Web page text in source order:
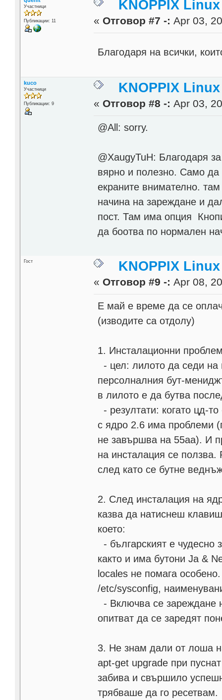
Участници
Публикации: 11
KNOPPIX
« Отговор #7 -: Apr 03,
Благодаря на всички,
kuco
Участници
Публикации: 9
KNOPPIX
« Отговор #8 -: Apr 03,
@All: sorry.
@XaugyTuH: Благодаря
вярно и полезно. Само да
екраните внимателно.
начина на зареждане и
пост. Там има опция
да боотва по нормален
Гост KNOPPIX
« Отговор #9 -: Apr 08,
Е май е време да се
(изводите са отдолу)
1. Инсталационни
- цел: лилото да седи
персолналния бут-
в лилото е да бутва
- резултати: когато цд-
с ядро 2.6 има проблеми
не завършва на 55аа). И
на инсталация се
след като се бутне
2. След инсталация на
казва да натиснеш
което:
- българският е
както и има бутони Ja &
locales не помага
/etc/sysconfig,
- Включва се зареждане
опитват да се заредят
3. Не знам дали от лоша
apt-get upgrade при
забива и свършило
трябваше да го ресетвам.